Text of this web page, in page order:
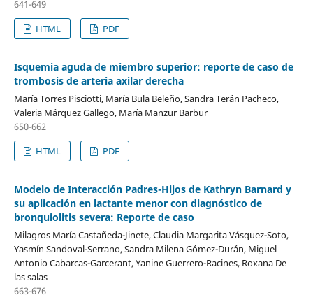
641-649
HTML
PDF
Isquemia aguda de miembro superior: reporte de caso de
trombosis de arteria axilar derecha
María Torres Pisciotti, María Bula Beleño, Sandra Terán Pacheco,
Valeria Márquez Gallego, María Manzur Barbur
650-662
HTML
PDF
Modelo de Interacción Padres-Hijos de Kathryn Barnard y
su aplicación en lactante menor con diagnóstico de
bronquiolitis severa: Reporte de caso
Milagros María Castañeda-Jinete, Claudia Margarita Vásquez-Soto,
Yasmín Sandoval-Serrano, Sandra Milena Gómez-Durán, Miguel
Antonio Cabarcas-Garcerant, Yanine Guerrero-Racines, Roxana De
las salas
663-676